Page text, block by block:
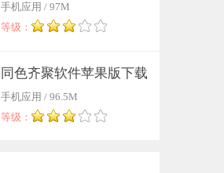
手机应用 / 97M
等级：
同色齐聚软件苹果版下载
手机应用 / 96.5M
等级：